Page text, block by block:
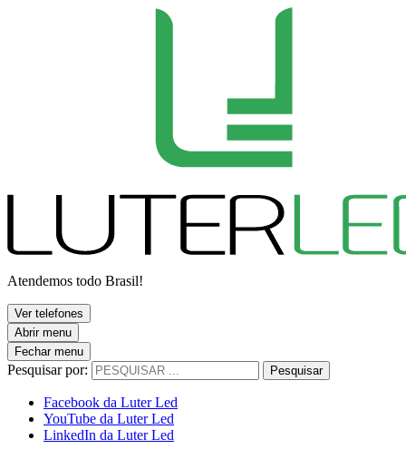
Atendemos todo Brasil!
Ver telefones
Abrir menu
Fechar menu
Pesquisar por: Pesquisar
Facebook da Luter Led
YouTube da Luter Led
LinkedIn da Luter Led